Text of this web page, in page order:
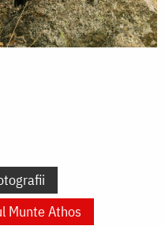
Munte Athos